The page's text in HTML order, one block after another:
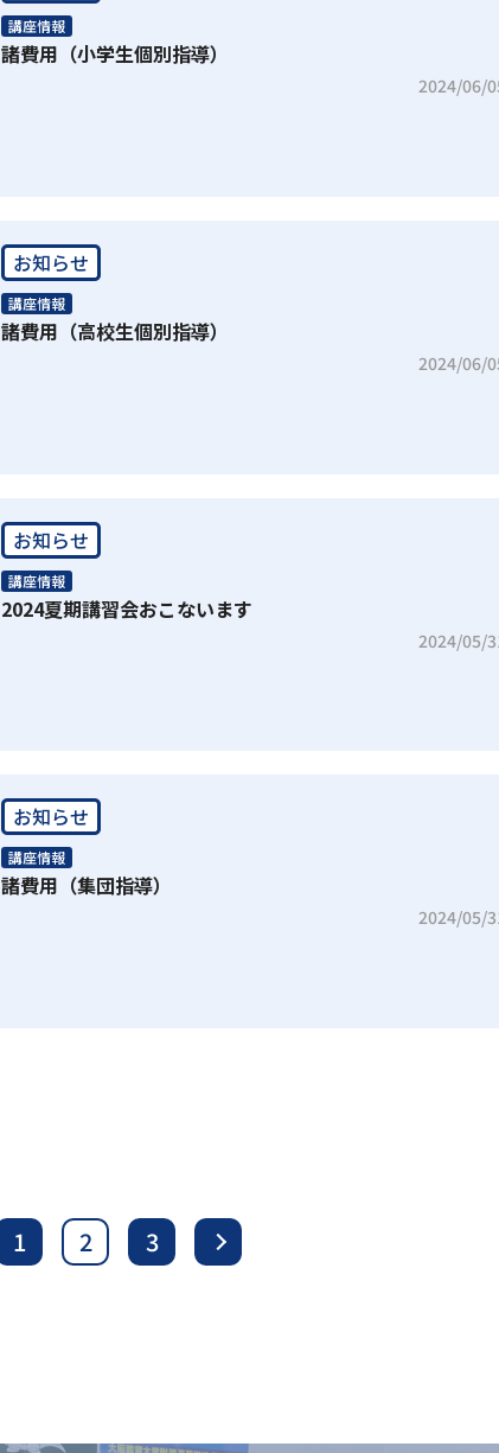
講座情報
諸費用（小学生個別指導）
2024/06/
お知らせ
講座情報
諸費用（高校生個別指導）
2024/06/
お知らせ
講座情報
2024夏期講習会おこないます
2024/05/
お知らせ
講座情報
諸費用（集団指導）
2024/05/
1 2 3